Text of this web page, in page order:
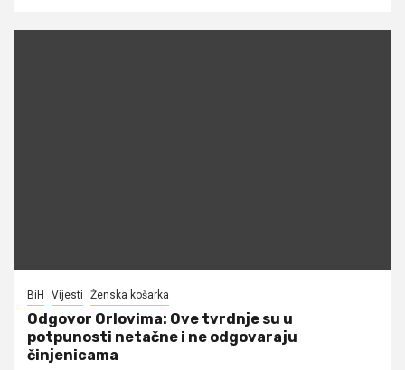
BiH Vijesti Ženska košarka
Odgovor Orlovima: ​Ove tvrdnje su u
potpunosti netačne i ne odgovaraju
činjenicama